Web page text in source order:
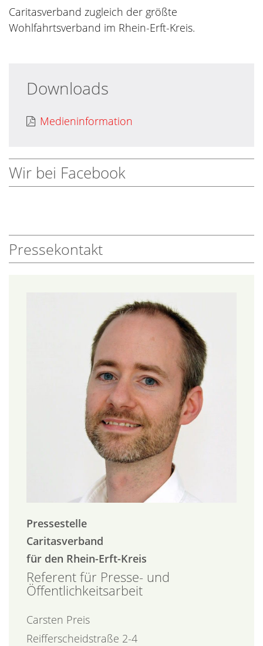
Caritasverband zugleich der größte
Wohlfahrtsverband im Rhein-Erft-Kreis.
Downloads
Medieninformation
Wir bei Facebook
Pressekontakt
Pressestelle
Caritasverband
für den Rhein-Erft-Kreis
Referent für Presse- und
Öffentlichkeitsarbeit
Carsten Preis
Reifferscheidstraße 2-4